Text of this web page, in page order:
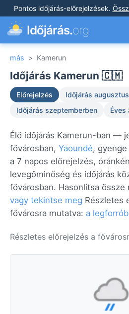
Pontos időjárás-előrejelzések.
Időjárás.org
más > Kamerun
Időjárás Kamerun 🇨🇲
Előrejelzés
Időjárás
Időjárás szeptemberben
Éves
Élő időjárás Kamerun-ban —
fővárosban, Yaoundé,
a 7 napos előrejelzés,
levegőminőség és időjárás
fővárosban. Hasonlítsa össze
vagy tekintse meg Részletes
fővárosra mutatva: a
Részletes előrejelzés a